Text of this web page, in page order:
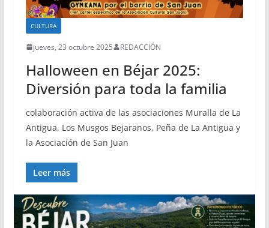
CULTURA
jueves, 23 octubre 2025 REDACCIÓN
Halloween en Béjar 2025:
Diversión para toda la familia
colaboración activa de las asociaciones Muralla de La
Antigua, Los Musgos Bejaranos, Peña de La Antigua y
la Asociación de San Juan
Leer más